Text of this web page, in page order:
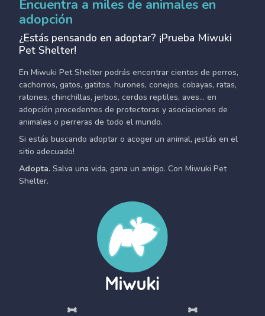
Encuentra a miles de animales en
adopción
¿Estás pensando en adoptar? ¡Prueba Miwuki
Pet Shelter!
En Miwuki Pet Shelter podrás encontrar cientos de perros,
cachorros, gatos, gatitos, hurones, conejos, cobayas, ratas,
ratones, chinchillas, jerbos, cerdos reptiles, aves... en
adopción procedentes de protectoras y asociaciones de
animales o perreras de todo el mundo.
Si estás buscando adoptar o acoger un animal, ¡estás en el
sitio adecuado!
Adopta. Salva una vida, gana un amigo. Con Miwuki Pet
Shelter.